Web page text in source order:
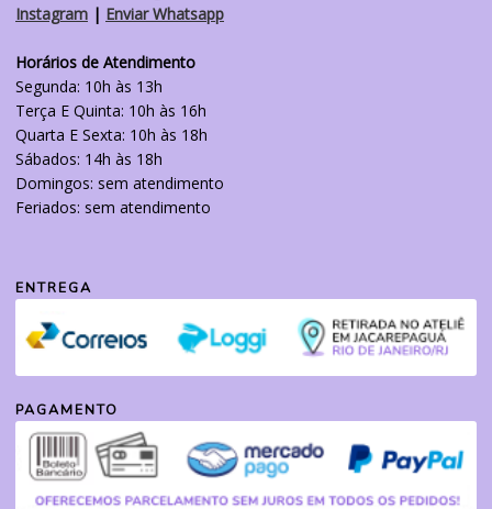
Instagram | Enviar Whatsapp
Horários de Atendimento
Segunda: 10h às 13h
Terça E Quinta: 10h às 16h
Quarta E Sexta: 10h às 18h
Sábados: 14h às 18h
Domingos: sem atendimento
Feriados: sem atendimento
ENTREGA
PAGAMENTO